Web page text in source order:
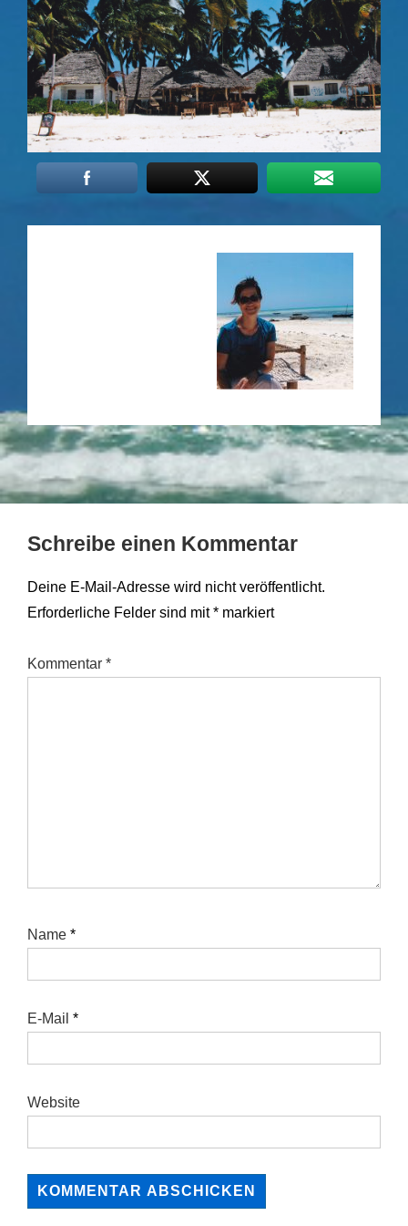
Schreibe einen Kommentar
Deine E-Mail-Adresse wird nicht veröffentlicht.
Erforderliche Felder sind mit* markiert
Kommentar *
Name *
E-Mail *
Website